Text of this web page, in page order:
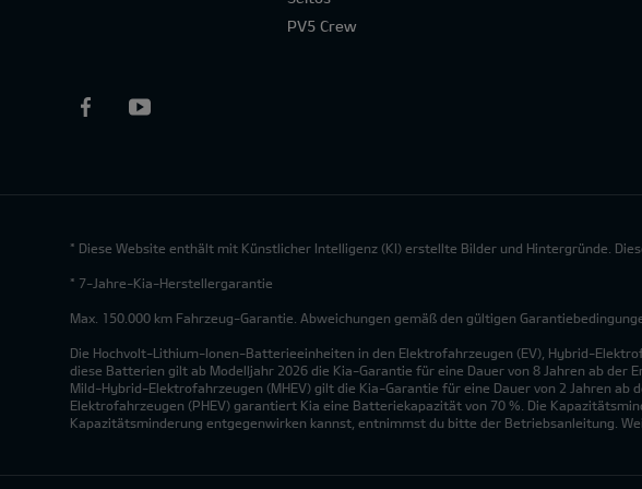
PV5 Crew
* Diese Website enthält mit Künstlicher Intelligenz (KI) erstellte Bilder und Hintergründe.
* 7-Jahre-Kia-Herstellergarantie
Max. 150.000 km Fahrzeug-Garantie. Abweichungen gemäß den gültigen
Die Hochvolt-Lithium-Ionen-Batterieeinheiten in den Elektrofahrzeugen (EV), Hybrid-
diese Batterien gilt ab Modelljahr 2026 die Kia-Garantie für eine Dauer von 8 Jahren ab
Mild-Hybrid-Elektrofahrzeugen (MHEV) gilt die Kia-Garantie für eine Dauer von 2 Jahren
Elektrofahrzeugen (PHEV) garantiert Kia eine Batteriekapazität von 70 %. Die
Kapazitätsminderung entgegenwirken kannst, entnimmst du bitte der Betriebsanleitung.